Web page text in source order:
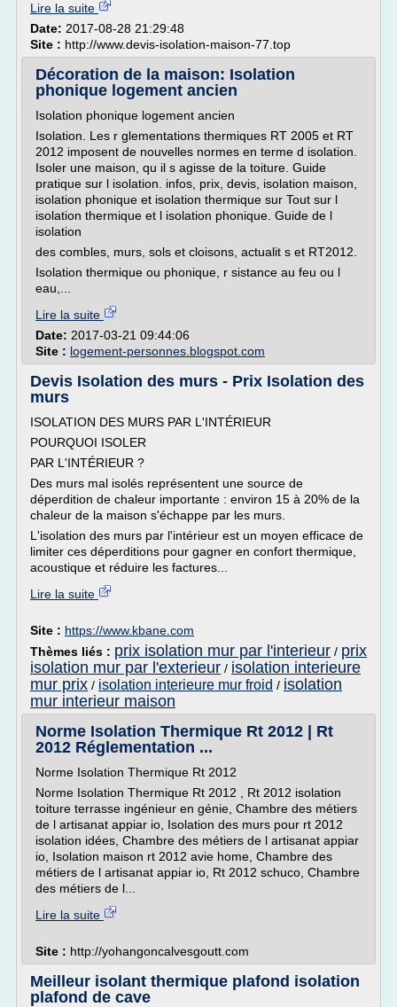
Lire la suite
Date: 2017-08-28 21:29:48
Site : http://www.devis-isolation-maison-77.top
Décoration de la maison: Isolation
phonique logement ancien
Isolation phonique logement ancien
Isolation. Les r glementations thermiques RT 2005 et RT
2012 imposent de nouvelles normes en terme d isolation.
Isoler une maison, qu il s agisse de la toiture. Guide
pratique sur l isolation. infos, prix, devis, isolation maison,
isolation phonique et isolation thermique sur Tout sur l
isolation thermique et l isolation phonique. Guide de l
isolation
des combles, murs, sols et cloisons, actualit s et RT2012.
Isolation thermique ou phonique, r sistance au feu ou l
eau,...
Lire la suite
Date: 2017-03-21 09:44:06
Site : logement-personnes.blogspot.com
Devis Isolation des murs - Prix Isolation des
murs
ISOLATION DES MURS PAR L'INTÉRIEUR
POURQUOI ISOLER
PAR L'INTÉRIEUR ?
Des murs mal isolés représentent une source de
déperdition de chaleur importante : environ 15 à 20% de la
chaleur de la maison s'échappe par les murs.
L'isolation des murs par l'intérieur est un moyen efficace de
limiter ces déperditions pour gagner en confort thermique,
acoustique et réduire les factures...
Lire la suite
Site : https://www.kbane.com
Thèmes liés : prix isolation mur par l'interieur / prix
isolation mur par l'exterieur / isolation interieure
mur prix / isolation interieure mur froid / isolation
mur interieur maison
Norme Isolation Thermique Rt 2012 | Rt
2012 Réglementation ...
Norme Isolation Thermique Rt 2012
Norme Isolation Thermique Rt 2012 , Rt 2012 isolation
toiture terrasse ingénieur en génie, Chambre des métiers
de l artisanat appiar io, Isolation des murs pour rt 2012
isolation idées, Chambre des métiers de l artisanat appiar
io, Isolation maison rt 2012 avie home, Chambre des
métiers de l artisanat appiar io, Rt 2012 schuco, Chambre
des métiers de l...
Lire la suite
Site : http://yohangoncalvesgoutt.com
Meilleur isolant thermique plafond isolation
plafond de cave